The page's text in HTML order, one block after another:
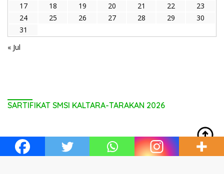
17
18 19 20 21 22
23
24
25 26 27 28 29
30
31
« Jul
SARTIFIKAT SMSI KALTARA-TARAKAN 2026
FORMULIR PENDATAAN DEWAN PERS, NOMOR ID 22085
STATUS KONSEP 11 NOVEMBER 2021